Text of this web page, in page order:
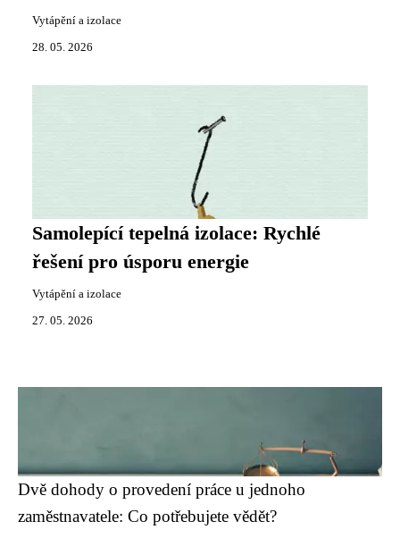
Vytápění a izolace
28. 05. 2026
Samolepící tepelná izolace: Rychlé
řešení pro úsporu energie
Vytápění a izolace
27. 05. 2026
Dvě dohody o provedení práce u jednoho
zaměstnavatele: Co potřebujete vědět?